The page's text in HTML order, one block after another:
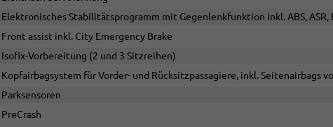
Elektronisches Stabilitätsprogramm mit Gegenlenkfunktion inkl. ABS, ASR,
Front assist inkl. City Emergency Brake
Isofix-Vorbereitung (2 und 3 Sitzreihen)
Kopfairbagsystem für Vorder- und Rücksitzpassagiere, inkl. Seitenairbags
Parksensoren
PreCrash